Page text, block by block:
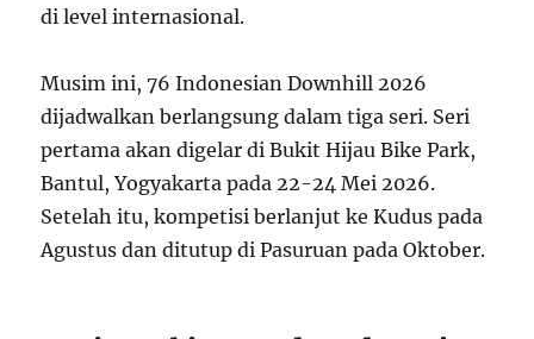
di level internasional.
Musim ini, 76 Indonesian Downhill 2026
dijadwalkan berlangsung dalam tiga seri. Seri
pertama akan digelar di Bukit Hijau Bike Park,
Bantul, Yogyakarta pada 22-24 Mei 2026.
Setelah itu, kompetisi berlanjut ke Kudus pada
Agustus dan ditutup di Pasuruan pada Oktober.